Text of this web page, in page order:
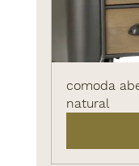
comoda
natural